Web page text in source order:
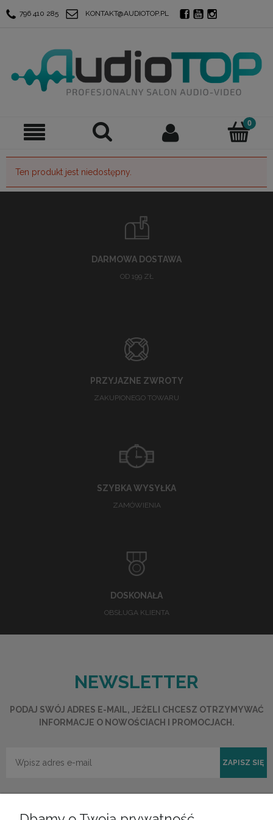
796 410 285 KONTAKT@AUDIOTOP.PL
Ten produkt jest niedostępny.
DARMOWA DOSTAWA
OD 199 ZŁ
PRZYJAZNE ZWROTY
ZAKUPIONEGO TOWARU
SZYBKA WYSYŁKA
ZAMÓWIENIA
DOSKONAŁA
OBSŁUGA KLIENTA
NEWSLETTER
PODAJ SWÓJ ADRES E-MAIL, JEŻELI CHCESZ OTRZYMYWAĆ
INFORMACJE O NOWOŚCIACH I PROMOCJACH.
ZAPISZ SIĘ